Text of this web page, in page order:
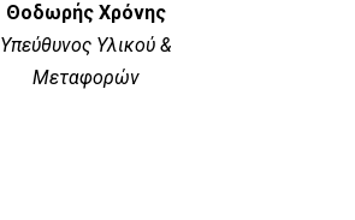
Θοδωρής Χρόνης
Υπεύθυνος Υλικού &
Μεταφορών